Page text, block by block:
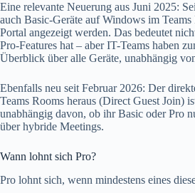
Eine relevante Neuerung aus Juni 2025:
auch Basic-Geräte auf Windows im
Portal angezeigt werden. Das bedeutet
Pro-Features hat – aber IT-Teams haben
Überblick über alle Geräte, unabhängig
Ebenfalls neu seit Februar 2026: Der
Teams Rooms heraus (Direct Guest Join)
unabhängig davon, ob ihr Basic oder Pro
über hybride Meetings.
Wann lohnt sich Pro?
Pro lohnt sich, wenn mindestens eines